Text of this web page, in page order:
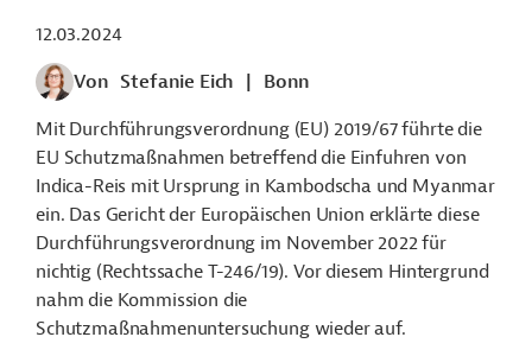
12.03.2024
Von Stefanie Eich
Bonn
Mit Durchführungsverordnung (EU) 2019/67 führte die
EU Schutzmaßnahmen betreffend die Einfuhren von
Indica-Reis mit Ursprung in Kambodscha und Myanmar
ein. Das Gericht der Europäischen Union erklärte diese
Durchführungsverordnung im November 2022 für
nichtig (Rechtssache T-246/19). Vor diesem Hintergrund
nahm die Kommission die
Schutzmaßnahmenuntersuchung wieder auf.